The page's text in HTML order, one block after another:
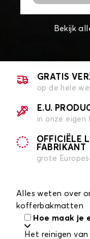
Bekijk
GRATIS
op de hele
E.U.
in onze eigen
OFFICIËLE
FABRIKANT
grote
Alles weten over
kofferbakmatten
Hoe maak je
Het reinigen